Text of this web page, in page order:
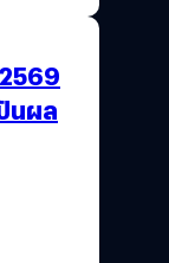
นผล